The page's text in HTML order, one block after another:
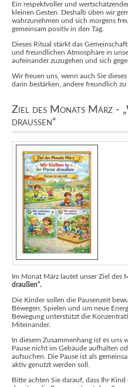
Ein respektvoller und
kleinen Gesten. Deshalb üben wir
wahrzunehmen und sich morgens
gemeinsam positiv in den Tag.
Dieses Ritual stärkt das
und freundlichen Atmosphäre in
aufeinander zuzugehen und sich
Wir freuen uns, wenn auch Sie
darin bestärken, andere freundlich zu
Ziel des Monats März -
draußen“
Im Monat März lautet unser Ziel des
draußen“.
Die Kinder sollen die Pausenzeit
Bewegen, Spielen und um neue
Bewegung unterstützt die
Miteinander.
In diesem Zusammenhang ist es uns
Pause nicht im Gebäude aufhalten
aufsuchen. Die Pause ist als
aktiv genutzt werden soll.
Bitte achten Sie darauf, dass Ihr